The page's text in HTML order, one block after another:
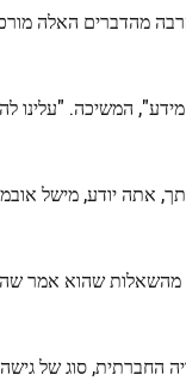
מהדברים האלה
המשיכה. "עלינו
אתה יודע, מישל
מהשאלות שהוא אמר
סוג של גישה